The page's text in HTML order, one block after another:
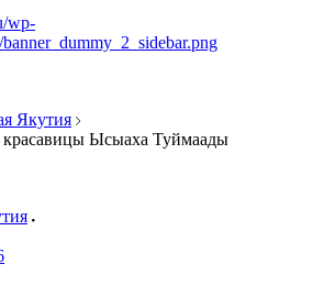
Якутия
Ысыаха Туймаады